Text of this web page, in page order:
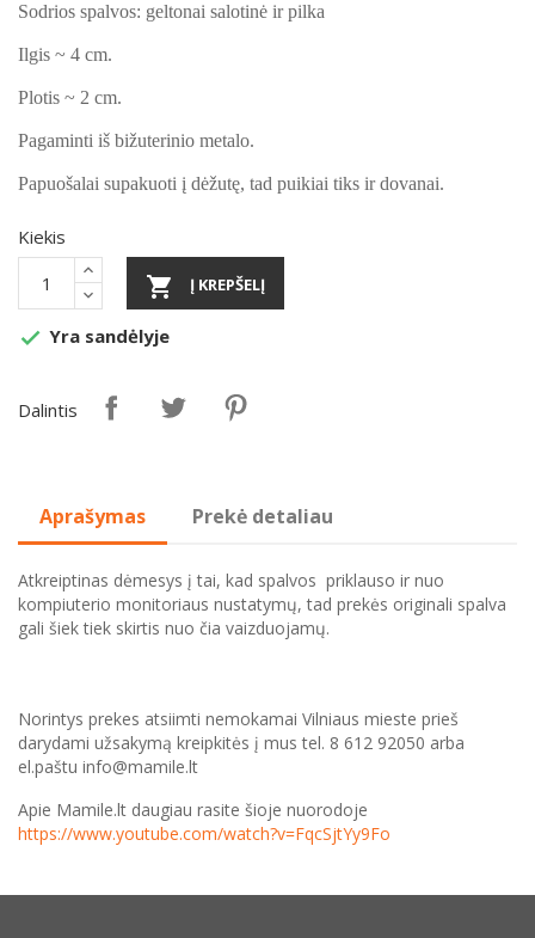
Sodrios spalvos: geltonai salotinė ir pilka
Ilgis ~ 4 cm.
Plotis ~ 2 cm.
Pagaminti iš bižuterinio metalo.
Papuošalai supakuoti į dėžutę, tad puikiai tiks ir dovanai.
Kiekis
 Į KREPŠELĮ
 Yra sandėlyje
Dalintis
Aprašymas Prekė detaliau
Atkreiptinas dėmesys į tai, kad spalvos priklauso ir nuo
kompiuterio monitoriaus nustatymų, tad prekės originali spalva
gali šiek tiek skirtis nuo čia vaizduojamų.
Norintys prekes atsiimti nemokamai Vilniaus mieste prieš
darydami užsakymą kreipkitės į mus tel. 8 612 92050 arba
el.paštu info@mamile.lt
Apie Mamile.lt daugiau rasite šioje nuorodoje
https://www.youtube.com/watch?v=FqcSjtYy9Fo